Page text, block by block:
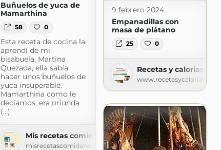
Buñuelos de yuca de
Mamarthina
58 0
Esta receta de cocina la
aprendí de mi
bisabuela, Martina
Quezada, ella sabía
hacer unos buñuelos de
yuca insuperable.
Mamarthina como le
decíamos, era oriunda
(...)
Mis recetas comida hecha en casa
misrecetascomidahechaencasa.blogspot.com
9 febrero 2024
Empanadillas con
masa de plátano
25 0
Recetas y calorias
www.recetasycalorias.com